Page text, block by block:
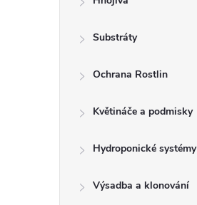
Substráty
Ochrana Rostlin
Květináče a podmisky
Hydroponické systémy
Výsadba a klonování